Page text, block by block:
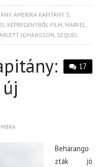
,AMERIKA KAPITÁNY 3,
, KÉPREGÉNYBŐL FILM, MARVEL,
JOHANSSON, SEQUEL
17
Beharango
zták jó